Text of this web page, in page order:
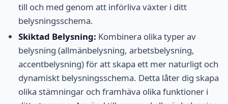
till och med genom att införliva växter i ditt
belysningsschema.
Skiktad Belysning: Kombinera olika typer av
belysning (allmänbelysning, arbetsbelysning,
accentbelysning) för att skapa ett mer naturligt och
dynamiskt belysningsschema. Detta låter dig skapa
olika stämningar och framhäva olika funktioner i